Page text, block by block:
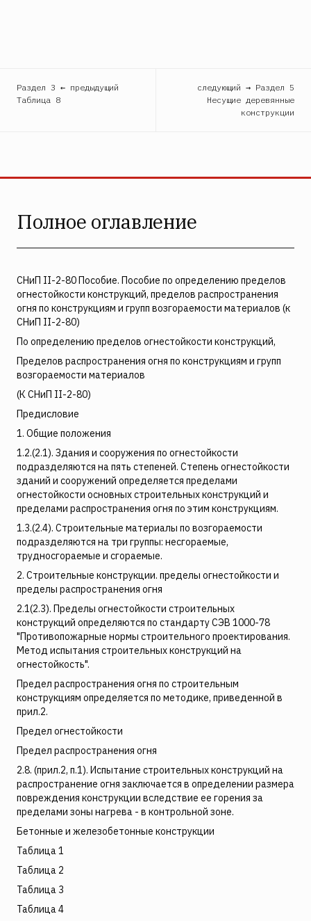
Раздел 3 ← предыдущий
Таблица 8
следующий → Раздел 5
Несущие деревянные
конструкции
Полное оглавление
СНиП II-2-80 Пособие. Пособие по определению пределов
огнестойкости конструкций, пределов распространения
огня по конструкциям и групп возгораемости материалов (к
СНиП II-2-80)
По определению пределов огнестойкости конструкций,
Пределов распространения огня по конструкциям и групп
возгораемости материалов
(К СНиП II-2-80)
Предисловие
1. Общие положения
1.2.(2.1). Здания и сооружения по огнестойкости
подразделяются на пять степеней. Степень огнестойкости
зданий и сооружений определяется пределами
огнестойкости основных строительных конструкций и
пределами распространения огня по этим конструкциям.
1.3.(2.4). Строительные материалы по возгораемости
подразделяются на три группы: несгораемые,
трудносгораемые и сгораемые.
2. Строительные конструкции. пределы огнестойкости и
пределы распространения огня
2.1(2.3). Пределы огнестойкости строительных
конструкций определяются по стандарту СЭВ 1000-78
"Противопожарные нормы строительного проектирования.
Метод испытания строительных конструкций на
огнестойкость".
Предел распространения огня по строительным
конструкциям определяется по методике, приведенной в
прил.2.
Предел огнестойкости
Предел распространения огня
2.8. (прил.2, п.1). Испытание строительных конструкций на
распространение огня заключается в определении размера
повреждения конструкции вследствие ее горения за
пределами зоны нагрева - в контрольной зоне.
Бетонные и железобетонные конструкции
Таблица 1
Таблица 2
Таблица 3
Таблица 4